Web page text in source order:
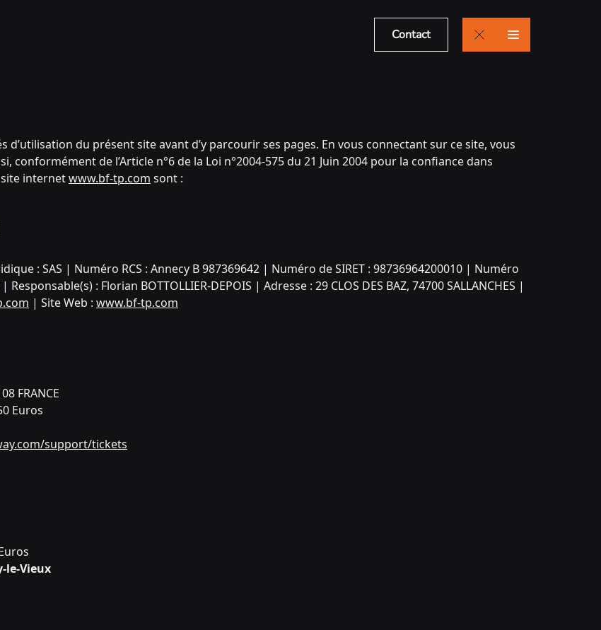
Contact
du présent site avant d’y parcourir ses pages. En vous connectant sur ce site, vous
conformément de l’Article n°6 de la Loi n°2004-575 du 21 Juin 2004 pour la confiance dans
internetwww.bf-tp.com sont :
: SAS | Numéro RCS : Annecy B 987369642 | Numéro de SIRET : 98736964200010 | Numéro
: Florian BOTTOLLIER-DEPOIS | Adresse : 29 CLOS DES BAZ, 74700 SALLANCHES |
| Site Web : www.bf-tp.com
FRANCE
Euros
support/tickets
le-Vieux